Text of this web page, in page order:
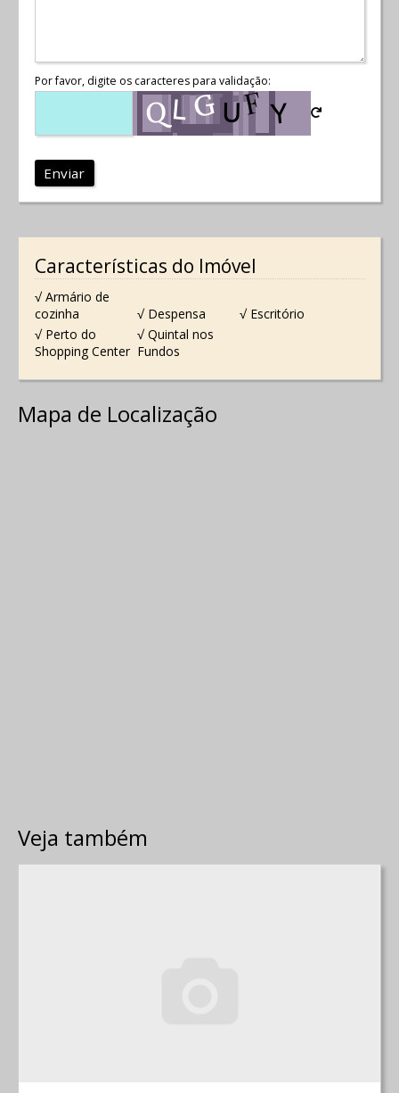
Por favor, digite os caracteres para validação:
Enviar
Características do Imóvel
√ Armário de
cozinha
√ Despensa
√ Escritório
√ Perto do
Shopping Center
√ Quintal nos
Fundos
Mapa de Localização
Veja também